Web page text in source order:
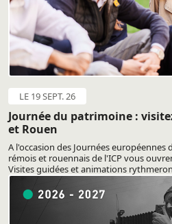
LE 19 SEPT. 26
Journée du patrimoine :
et Rouen
A l'occasion des Journées
rémois et rouennais de l'ICP vous
Visites guidées et animations